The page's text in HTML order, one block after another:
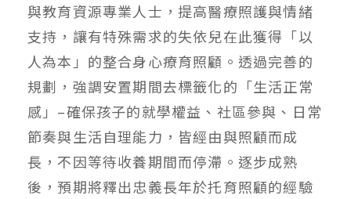
與教育資源專業人士，提高醫療照護與情緒
支持，讓有特殊需求的失依兒在此獲得「以
人為本」的整合身心療育照顧。透過完善的
規劃，強調安置期間去標籤化的「生活正常
感」–確保孩子的就學權益、社區參與、日常
節奏與生活自理能力，皆經由與照顧而成
長，不因等待收養期間而停滯。逐步成熟
後，預期將釋出忠義長年於托育照顧的經驗